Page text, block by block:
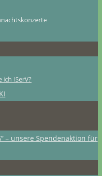
ich ISerV?
– unsere Spendenaktion für